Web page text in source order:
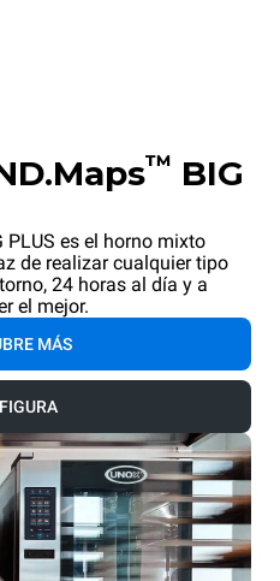
™ BIG
PLUS es el horno mixto
de realizar cualquier tipo
24 horas al día y a
el mejor.
MÁS